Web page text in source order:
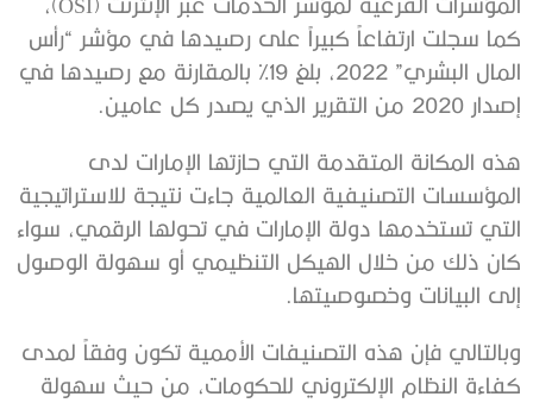
كما سجلت ارتفاعاً كبيراً على رصيدها في مؤشر “رأس
المال البشري” 2022، بلغ 19% بالمقارنة مع رصيدها في
إصدار 2020 من التقرير الذي يصدر كل عامين.
هذه المكانة المتقدمة التي حازتها الإمارات لدى
المؤسسات التصنيفية العالمية جاءت نتيجة للاستراتيجية
التي تستخدمها دولة الإمارات في تحولها الرقمي، سواء
كان ذلك من خلال الهيكل التنظيمي أو سهولة الوصول
إلى البيانات وخصوصيتها.
وبالتالي فإن هذه التصنيفات الأممية تكون وفقاً لمدى
كفاءة النظام الإلكتروني للحكومات، من حيث سهولة